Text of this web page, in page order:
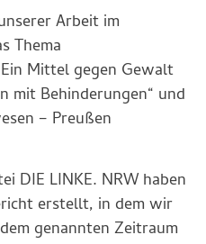
Arbeit im
Thema
Mittel gegen Gewalt
mit Behinderungen“ und
– Preußen
DIE LINKE. NRW haben
erstellt, in dem wir
genannten Zeitraum